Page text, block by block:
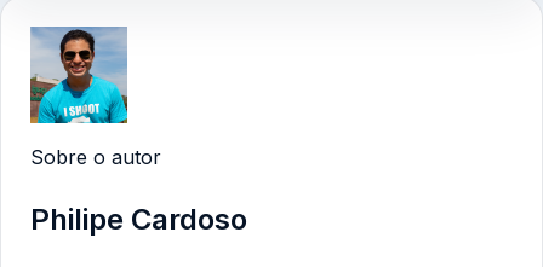
Sobre o autor
Philipe Cardoso